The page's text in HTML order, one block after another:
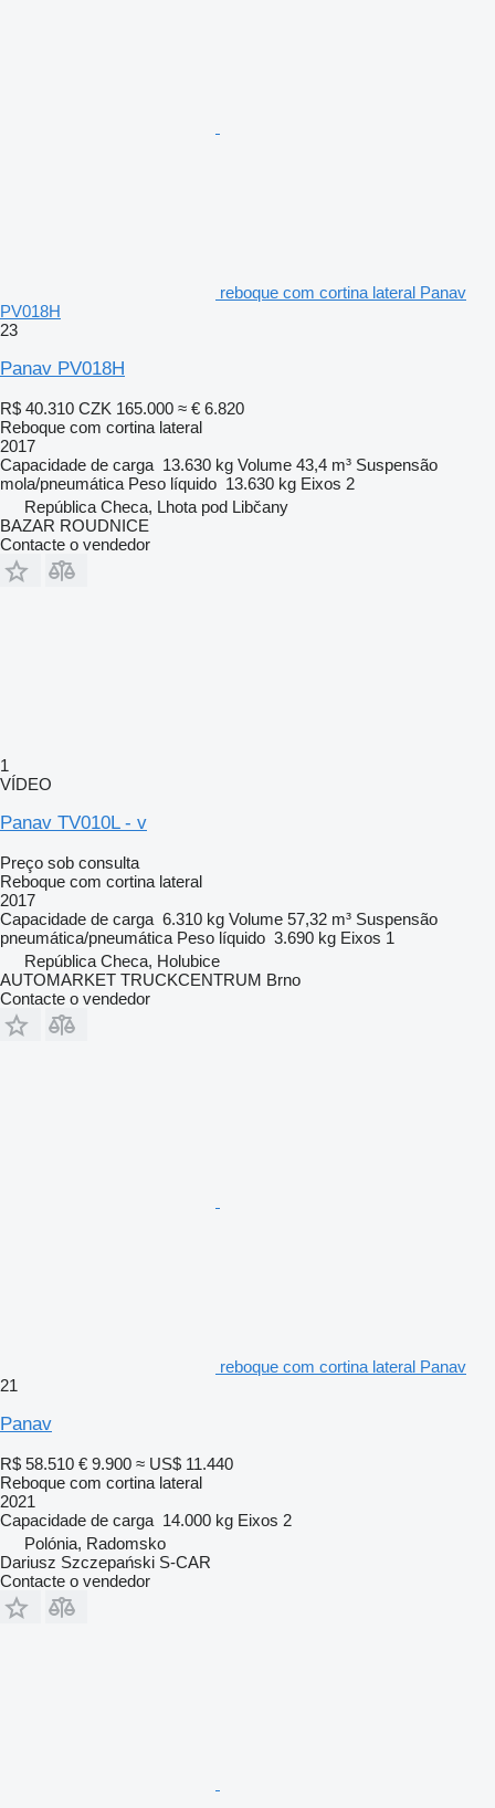
reboque com cortina lateral Panav
PV018H
23
Panav PV018H
R$ 40.310 CZK 165.000 ≈ € 6.820
Reboque com cortina lateral
2017
Capacidade de carga 13.630 kg Volume 43,4 m³ Suspensão
mola/pneumática Peso líquido 13.630 kg Eixos 2
República Checa, Lhota pod Libčany
BAZAR ROUDNICE
Contacte o vendedor
1
VÍDEO
Panav TV010L - v
Preço sob consulta
Reboque com cortina lateral
2017
Capacidade de carga 6.310 kg Volume 57,32 m³ Suspensão
pneumática/pneumática Peso líquido 3.690 kg Eixos 1
República Checa, Holubice
AUTOMARKET TRUCKCENTRUM Brno
Contacte o vendedor
reboque com cortina lateral Panav
21
Panav
R$ 58.510 € 9.900 ≈ US$ 11.440
Reboque com cortina lateral
2021
Capacidade de carga 14.000 kg Eixos 2
Polónia, Radomsko
Dariusz Szczepański S-CAR
Contacte o vendedor